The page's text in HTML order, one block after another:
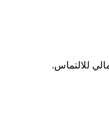
للالتماس.